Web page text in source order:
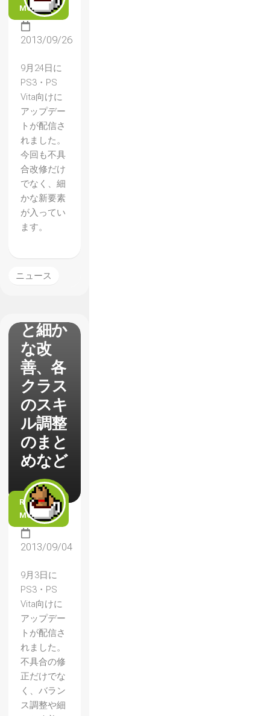
MORE
2013/09/26
9月24日に
PS3・PS
Vita向けに
アップデー
トが配信さ
れました。
今回も不具
合改修だけ
でなく、細
かな新要素
が入ってい
ます。
ニュース
【ドラ
ゴンズ
クラウ
ン】ア
ップデ
ート第
2弾が
配信
と細か
な改
善、各
クラス
のスキ
ル調整
のまと
めなど
READ
MORE
2013/09/04
9月3日に
PS3・PS
Vita向けに
アップデー
トが配信さ
れました。
不具合の修
正だけでな
く、バラン
ス調整や細